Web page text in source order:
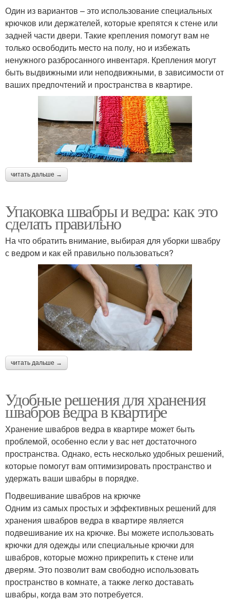
Один из вариантов – это использование специальных
крючков или держателей, которые крепятся к стене или
задней части двери. Такие крепления помогут вам не
только освободить место на полу, но и избежать
ненужного разбросанного инвентаря. Крепления могут
быть выдвижными или неподвижными, в зависимости от
ваших предпочтений и пространства в квартире.
читать дальше →
Упаковка швабры и ведра: как это
сделать правильно
На что обратить внимание, выбирая для уборки швабру
с ведром и как ей правильно пользоваться?
читать дальше →
Удобные решения для хранения
швабров ведра в квартире
Хранение швабров ведра в квартире может быть
проблемой, особенно если у вас нет достаточного
пространства. Однако, есть несколько удобных решений,
которые помогут вам оптимизировать пространство и
удержать ваши швабры в порядке.
Подвешивание швабров на крючке
Одним из самых простых и эффективных решений для
хранения швабров ведра в квартире является
подвешивание их на крючке. Вы можете использовать
крючки для одежды или специальные крючки для
швабров, которые можно прикрепить к стене или
дверям. Это позволит вам свободно использовать
пространство в комнате, а также легко доставать
швабры, когда вам это потребуется.